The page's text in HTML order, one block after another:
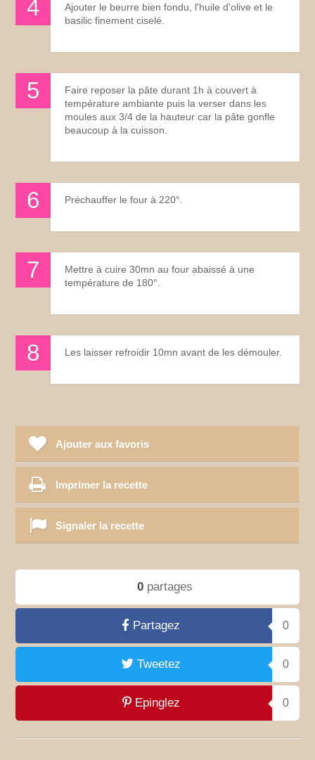
Ajouter le beurre bien fondu, l'huile d'olive et le
basilic finement ciselé.
Faire reposer la pâte durant 1h à couvert à
température ambiante puis la verser dans les
moules aux 3/4 de la hauteur car la pâte gonfle
beaucoup à la cuisson.
Préchauffer le four à 220°.
Mettre à cuire 30mn au four abaissé à une
température de 180°.
Les laisser refroidir 10mn avant de les démouler.
Ajouter aux favoris
Imprimer la recette
Signaler la recette
0partages
Partagez 0
Tweetez 0
Epinglez 0